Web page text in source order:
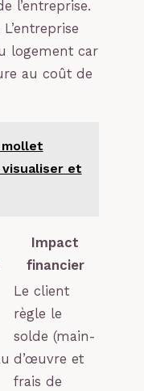
l’entreprise.
L’entreprise
logement car
au coût de
mollet
visualiser et
Impact
financier
Le client
règle le
solde (main-
d’œuvre et
frais de